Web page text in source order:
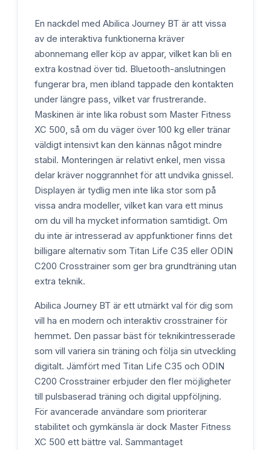
En nackdel med Abilica Journey BT är att vissa
av de interaktiva funktionerna kräver
abonnemang eller köp av appar, vilket kan bli en
extra kostnad över tid. Bluetooth-anslutningen
fungerar bra, men ibland tappade den kontakten
under längre pass, vilket var frustrerande.
Maskinen är inte lika robust som Master Fitness
XC 500, så om du väger över 100 kg eller tränar
väldigt intensivt kan den kännas något mindre
stabil. Monteringen är relativt enkel, men vissa
delar kräver noggrannhet för att undvika gnissel.
Displayen är tydlig men inte lika stor som på
vissa andra modeller, vilket kan vara ett minus
om du vill ha mycket information samtidigt. Om
du inte är intresserad av appfunktioner finns det
billigare alternativ som Titan Life C35 eller ODIN
C200 Crosstrainer som ger bra grundträning utan
extra teknik.
Abilica Journey BT är ett utmärkt val för dig som
vill ha en modern och interaktiv crosstrainer för
hemmet. Den passar bäst för teknikintresserade
som vill variera sin träning och följa sin utveckling
digitalt. Jämfört med Titan Life C35 och ODIN
C200 Crosstrainer erbjuder den fler möjligheter
till pulsbaserad träning och digital uppföljning.
För avancerade användare som prioriterar
stabilitet och gymkänsla är dock Master Fitness
XC 500 ett bättre val. Sammantaget